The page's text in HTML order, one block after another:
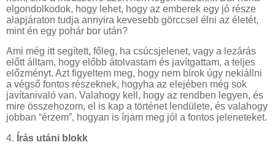
elgondolkodok, hogy lehet, hogy az emberek egy jó része
alapjáraton tudja annyira kevesebb görccsel élni az életét,
mint én egy pohár bor után?
Ami még itt segített, főleg, ha csúcsjelenet, vagy a lezárás
előtt álltam, hogy előbb átolvastam és javítgattam, a teljes
előzményt. Azt figyeltem meg, hogy nem bírok úgy nekiállni
a végső fontos részeknek, hogyha az elejében még sok
javítanivaló van. Valahogy kell, hogy az rendben legyen, és
mire összehozom, el is kap a történet lendülete, és valahogy
jobban “érzem”, hogyan is írjam meg jól a fontos jeleneteket.
4. Írás utáni blokk